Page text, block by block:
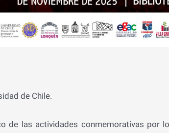
de Chile.
de las actividades conmemorativas por